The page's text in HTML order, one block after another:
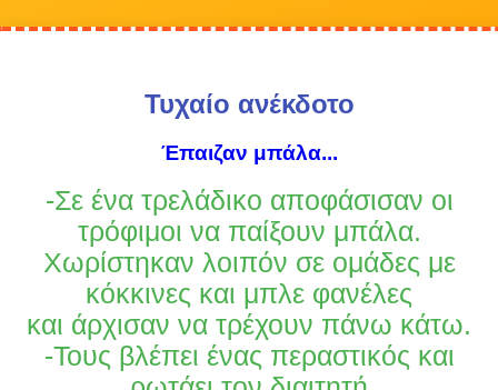
Τυχαίο ανέκδοτο
Έπαιζαν μπάλα...
-Σε ένα τρελάδικο αποφάσισαν οι
τρόφιμοι να παίξουν μπάλα.
Χωρίστηκαν λοιπόν σε ομάδες με
κόκκινες και μπλε φανέλες
και άρχισαν να τρέχουν πάνω κάτω.
-Τους βλέπει ένας περαστικός και